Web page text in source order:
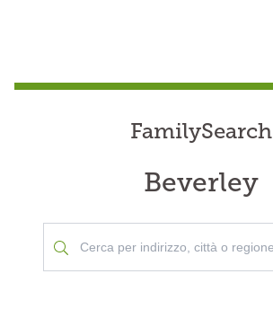
FamilySearch
Beverley